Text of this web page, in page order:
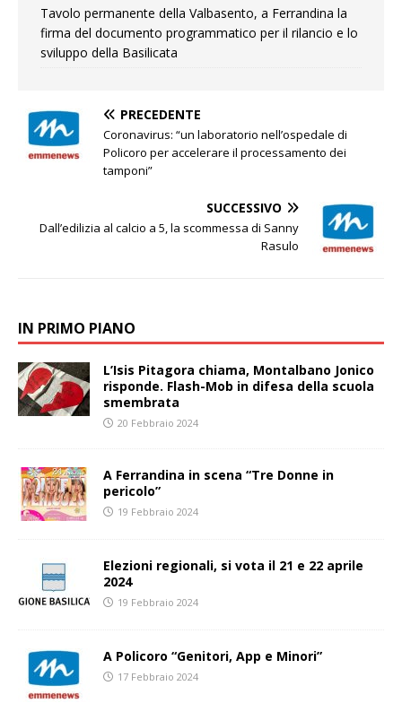
Tavolo permanente della Valbasento, a Ferrandina la
firma del documento programmatico per il rilancio e lo
sviluppo della Basilicata
PRECEDENTE
Coronavirus: “un laboratorio nell’ospedale di
Policoro per accelerare il processamento dei
tamponi”
SUCCESSIVO
Dall’edilizia al calcio a 5, la scommessa di Sanny
Rasulo
IN PRIMO PIANO
L’Isis Pitagora chiama, Montalbano Jonico
risponde. Flash-Mob in difesa della scuola
smembrata
20 Febbraio 2024
A Ferrandina in scena “Tre Donne in
pericolo”
19 Febbraio 2024
Elezioni regionali, si vota il 21 e 22 aprile
2024
19 Febbraio 2024
A Policoro “Genitori, App e Minori”
17 Febbraio 2024